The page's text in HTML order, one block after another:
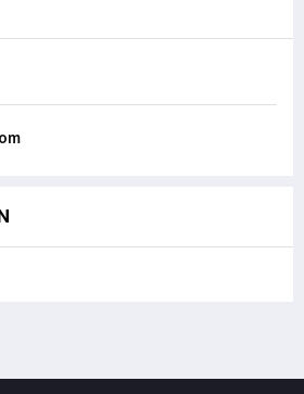
DR. Filep Wamafma pada Mendagri